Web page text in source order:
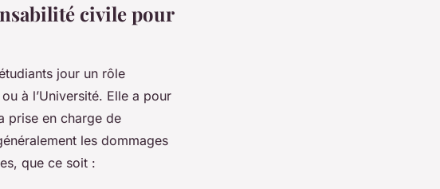
civile pour
jour un rôle
à l’Université. Elle a pour
prise en charge de
les dommages
que ce soit :